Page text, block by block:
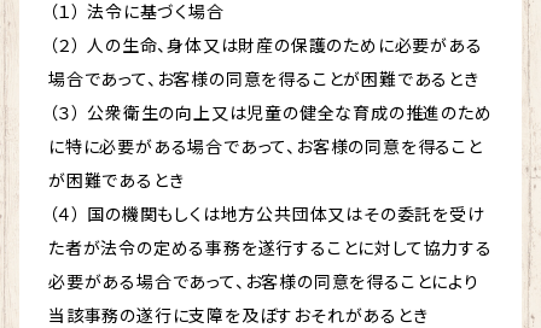
（１） 法令に基づく場合
（２） 人の生命、身体又は財産の保護のために必要がある
場合であって、お客様の同意を得ることが困難であるとき
（３） 公衆衛生の向上又は児童の健全な育成の推進のため
に特に必要がある場合であって、お客様の同意を得ること
が困難であるとき
（４） 国の機関もしくは地方公共団体又はその委託を受け
た者が法令の定める事務を遂行することに対して協力する
必要がある場合であって、お客様の同意を得ることにより
当該事務の遂行に支障を及ぼすおそれがあるとき